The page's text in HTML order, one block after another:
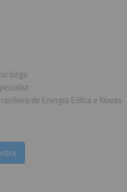
Jorge
de Energia Eólica e Novas